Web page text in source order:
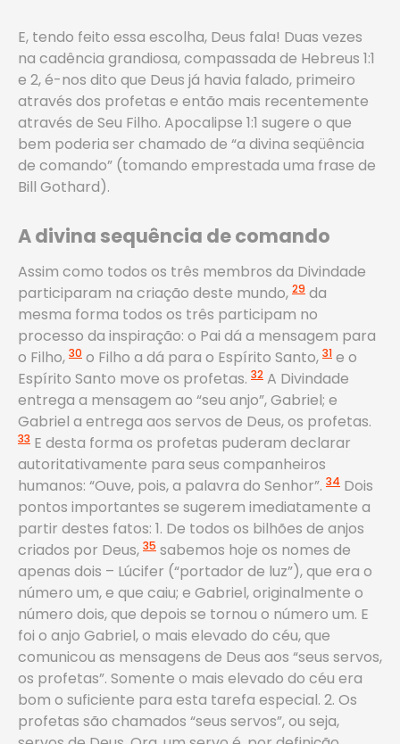
E, tendo feito essa escolha, Deus fala! Duas vezes
na cadência grandiosa, compassada de Hebreus 1:1
e 2, é-nos dito que Deus já havia falado, primeiro
através dos profetas e então mais recentemente
através de Seu Filho. Apocalipse 1:1 sugere o que
bem poderia ser chamado de “a divina seqüência
de comando” (tomando emprestada uma frase de
Bill Gothard).
A divina sequência de comando
Assim como todos os três membros da Divindade
participaram na criação deste mundo, 29 da
mesma forma todos os três participam no
processo da inspiração: o Pai dá a mensagem para
o Filho, 30 o Filho a dá para o Espírito Santo, 31 e o
Espírito Santo move os profetas. 32 A Divindade
entrega a mensagem ao “seu anjo”, Gabriel; e
Gabriel a entrega aos servos de Deus, os profetas.
33 E desta forma os profetas puderam declarar
autoritativamente para seus companheiros
humanos: “Ouve, pois, a palavra do Senhor”. 34 Dois
pontos importantes se sugerem imediatamente a
partir destes fatos: 1. De todos os bilhões de anjos
criados por Deus, 35 sabemos hoje os nomes de
apenas dois – Lúcifer (“portador de luz”), que era o
número um, e que caiu; e Gabriel, originalmente o
número dois, que depois se tornou o número um. E
foi o anjo Gabriel, o mais elevado do céu, que
comunicou as mensagens de Deus aos “seus servos,
os profetas”. Somente o mais elevado do céu era
bom o suficiente para esta tarefa especial. 2. Os
profetas são chamados “seus servos”, ou seja,